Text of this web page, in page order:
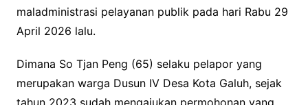
maladministrasi pelayanan publik pada hari Rabu 29
April 2026 lalu.
Dimana So Tjan Peng (65) selaku pelapor yang
merupakan warga Dusun IV Desa Kota Galuh, sejak
tahun 2023 sudah mengajukan permohonan yang